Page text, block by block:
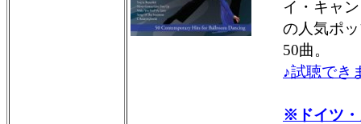
イ・キャ
の人気ポ
50曲。
♪試聴でき
※ドイツ・